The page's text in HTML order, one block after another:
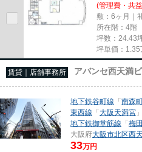
(管理費・共
敷：6ヶ月｜
所在階：4階
坪数：24.43
坪単価： 1.35
賃貸｜店舗事務所 アバンセ西天満
地下鉄谷町線 「南森
東西線 「大阪天満宮
地下鉄御堂筋線 「梅田
大阪府大阪市北区西
33万円